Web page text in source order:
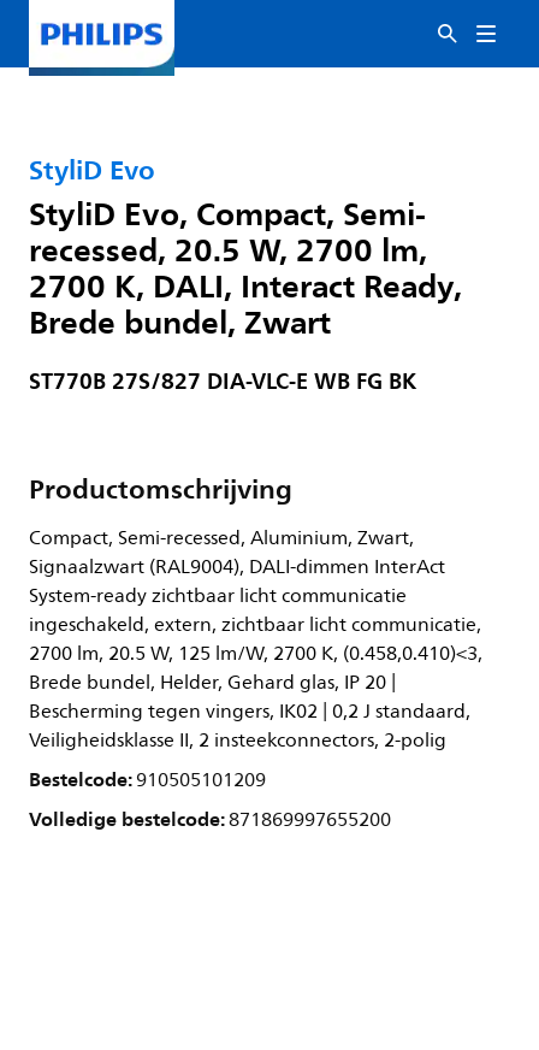
StyliD Evo
StyliD Evo, Compact, Semi-
recessed, 20.5 W, 2700 lm,
2700 K, DALI, Interact Ready,
Brede bundel, Zwart
ST770B 27S/827 DIA-VLC-E WB FG BK
Productomschrijving
Compact, Semi-recessed, Aluminium, Zwart,
Signaalzwart (RAL9004), DALI-dimmen InterAct
System-ready zichtbaar licht communicatie
ingeschakeld, extern, zichtbaar licht communicatie,
2700 lm, 20.5 W, 125 lm/W, 2700 K, (0.458,0.410)<3,
Brede bundel, Helder, Gehard glas, IP 20 |
Bescherming tegen vingers, IK02 | 0,2 J standaard,
Veiligheidsklasse II, 2 insteekconnectors, 2-polig
Bestelcode:910505101209
Volledige bestelcode:871869997655200